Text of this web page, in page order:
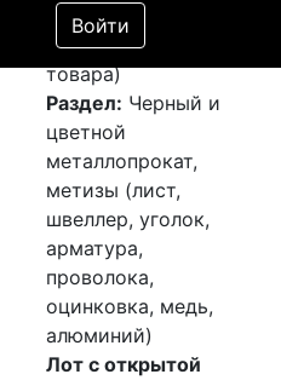
Войти
Лот №:1826
АУКЦИОН (покупка
товара)
Раздел: Черный и
цветной
металлопрокат,
метизы (лист,
швеллер, уголок,
арматура,
проволока,
оцинковка, медь,
алюминий)
Лот с открытой